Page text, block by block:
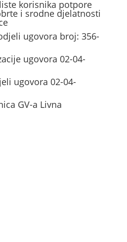
korisnika potpore
i srodne djelatnosti
ugovora broj: 356-
ugovora 02-04-
ugovora 02-04-
GV-a Livna